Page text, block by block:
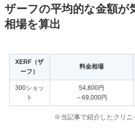
ザーフの平均的な金額が
相場を算出
XERF（ザ
ーフ）
料金相場
300ショッ
ト
54,800円
～69,000円
※当記事で紹介したクリニ